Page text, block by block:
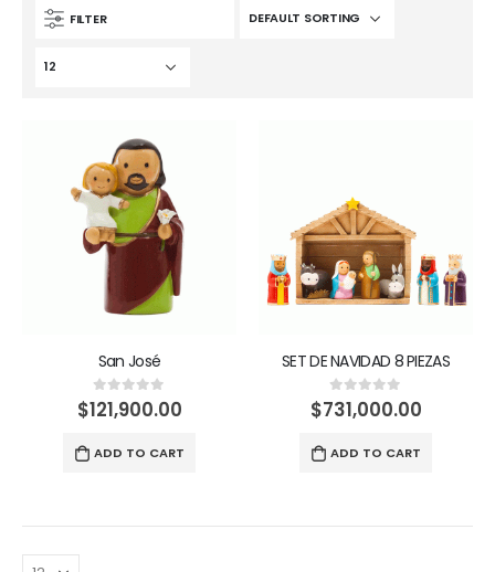
FILTER
San José
0out of 5
$121,900.00
ADD TO CART
SET DE NAVIDAD 8 PIEZAS
0out of 5
$731,000.00
ADD TO CART